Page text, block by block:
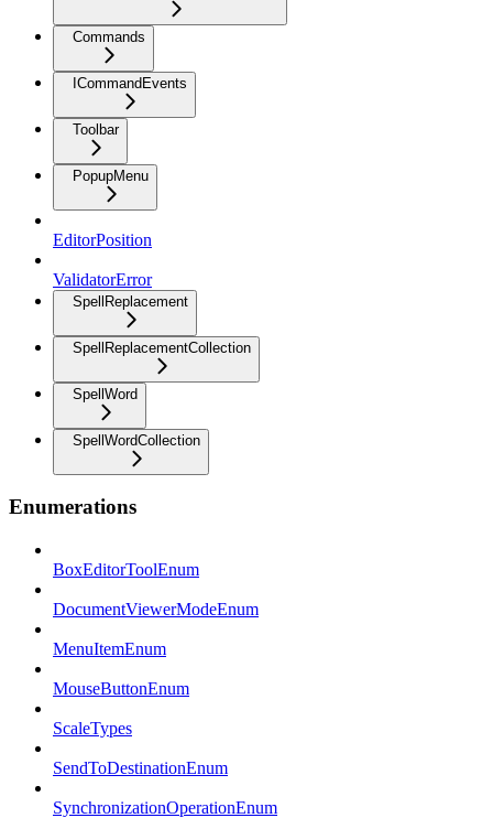
Commands
ICommandEvents
Toolbar
PopupMenu
EditorPosition
ValidatorError
SpellReplacement
SpellReplacementCollection
SpellWord
SpellWordCollection
Enumerations
BoxEditorToolEnum
DocumentViewerModeEnum
MenuItemEnum
MouseButtonEnum
ScaleTypes
SendToDestinationEnum
SynchronizationOperationEnum